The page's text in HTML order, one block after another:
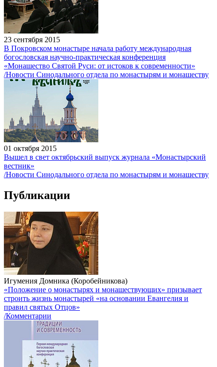
23 сентября 2015
В Покровском монастыре начала работу международная
богословская научно-практическая конференция
«Монашество Святой Руси: от истоков к современности»
/Новости Синодального отдела по монастырям и монашеству
01 октября 2015
Вышел в свет октябрьский выпуск журнала «Монастырский
вестник»
/Новости Синодального отдела по монастырям и монашеству
Публикации
Игумения Домника (Коробейникова)
«Положение о монастырях и монашествующих» призывает
строить жизнь монастырей «на основании Евангелия и
правил святых Отцов»
/Комментарии